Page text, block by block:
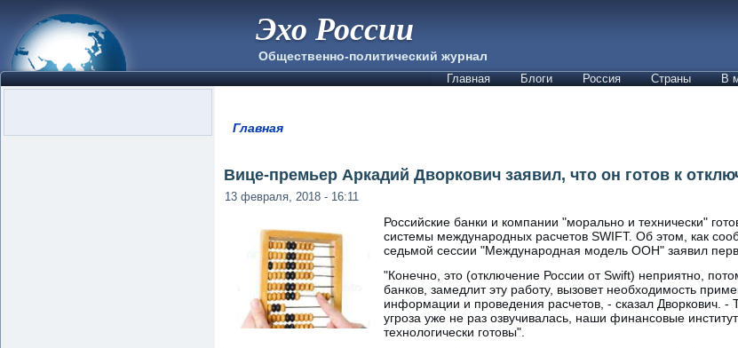
Эхо России
Общественно-политический журнал
Главная Блоги Россия Страны В
Главная
Вице-премьер Аркадий Дворкович заявил, что он готов к
13 февраля, 2018 - 16:11
Российские банки и компании "морально и технически"
системы международных расчетов SWIFT. Об этом, как
седьмой сессии "Международная модель ООН" заявил
"Конечно, это (отключение России от Swift) неприятно,
банков, замедлит эту работу, вызовет необходимость
информации и проведения расчетов, - сказал Дворкович. -
угроза уже не раз озвучивалась, наши финансовые
технологически готовы".